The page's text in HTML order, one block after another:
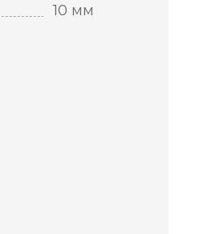
10 мм